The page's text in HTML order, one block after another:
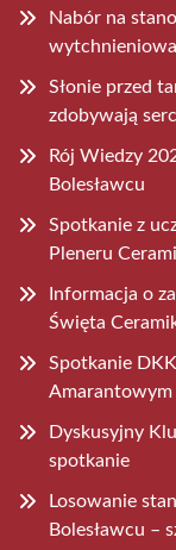
Nabór na
wytchnieniowa
Słonie przed
zdobywają
Rój Wiedzy
Bolesławcu
Spotkanie z
Pleneru
Informacja o
Święta
Spotkanie
Amarantowym
Dyskusyjny
spotkanie
Losowanie
Bolesławcu –